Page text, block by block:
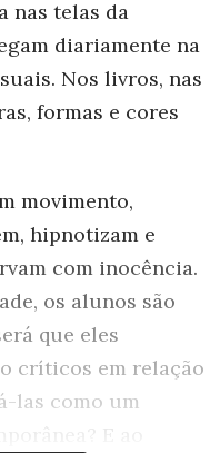
nas telas da
diariamente na
Nos livros, nas
formas e cores
movimento,
hipnotizam e
com inocência.
os alunos são
que eles
críticos em relação
las como um